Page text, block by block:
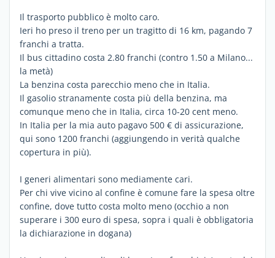
Il trasporto pubblico è molto caro.
Ieri ho preso il treno per un tragitto di 16 km, pagando 7
franchi a tratta.
Il bus cittadino costa 2.80 franchi (contro 1.50 a Milano...
la metà)
La benzina costa parecchio meno che in Italia.
Il gasolio stranamente costa più della benzina, ma
comunque meno che in Italia, circa 10-20 cent meno.
In Italia per la mia auto pagavo 500 € di assicurazione,
qui sono 1200 franchi (aggiungendo in verità qualche
copertura in più).
I generi alimentari sono mediamente cari.
Per chi vive vicino al confine è comune fare la spesa oltre
confine, dove tutto costa molto meno (occhio a non
superare i 300 euro di spesa, sopra i quali è obbligatoria
la dichiarazione in dogana)